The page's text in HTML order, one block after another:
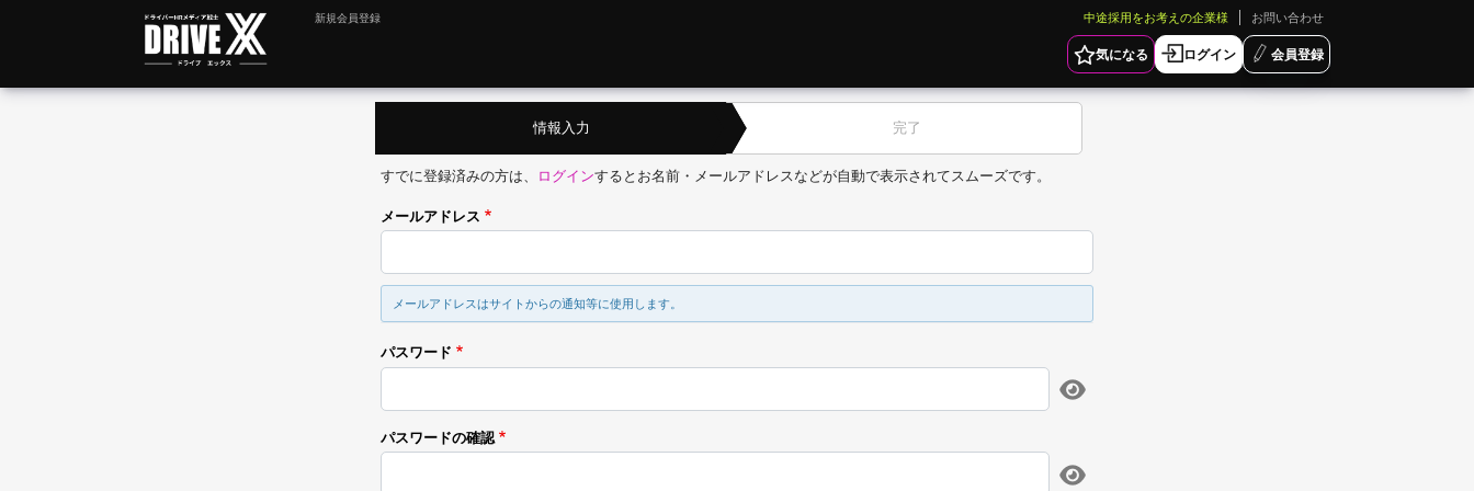
新規会員登録 中途採用をお考えの企業様 お問い合わせ
気になる ログイン 会員登録
情報入力 完了
すでに登録済みの方は、 ログインするとお名前・メールアドレスなどが自動で表示されてスムーズです。
メールアドレス
メールアドレスはサイトからの通知等に使用します。
パスワード
パスワードの確認